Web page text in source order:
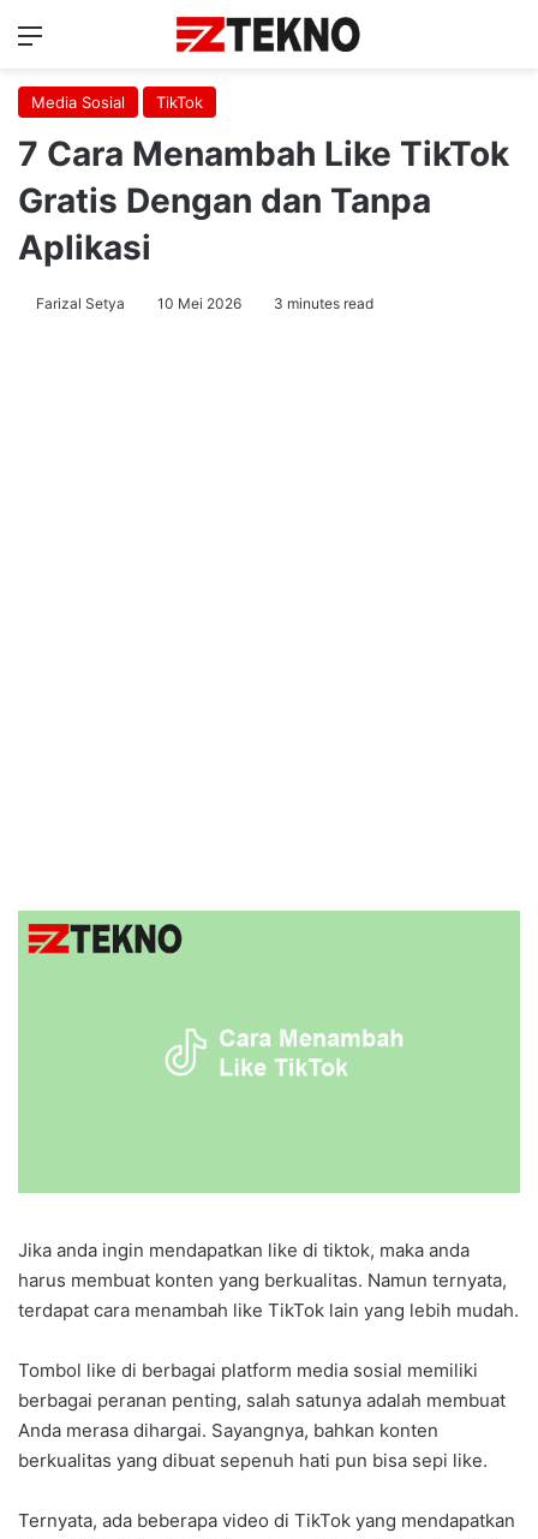
Menu
Media Sosial TikTok
7 Cara Menambah Like TikTok
Gratis Dengan dan Tanpa
Aplikasi
Farizal Setya 10 Mei 2026 3 minutes read
Jika anda ingin mendapatkan like di tiktok, maka anda
harus membuat konten yang berkualitas. Namun ternyata,
terdapat cara menambah like TikTok lain yang lebih mudah.
Tombol like di berbagai platform media sosial memiliki
berbagai peranan penting, salah satunya adalah membuat
Anda merasa dihargai. Sayangnya, bahkan konten
berkualitas yang dibuat sepenuh hati pun bisa sepi like.
Ternyata, ada beberapa video di TikTok yang mendapatkan